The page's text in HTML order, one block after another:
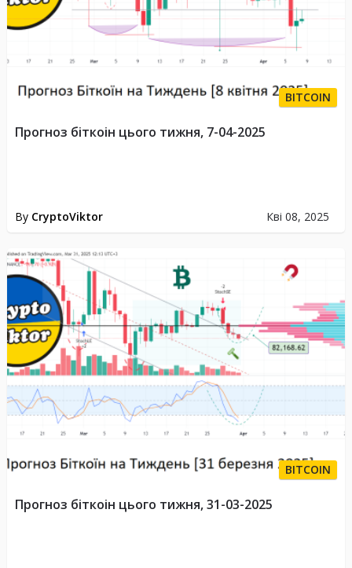
BITCOIN
By CryptoViktor Кві 08, 2025
Прогноз біткоін цього тижня, 7-04-2025
BITCOIN
Прогноз біткоін цього тижня, 31-03-2025